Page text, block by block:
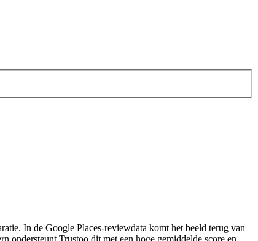
In de Google Places-reviewdata komt het beeld terug van
ondersteunt Trustoo dit met een hoge gemiddelde score en